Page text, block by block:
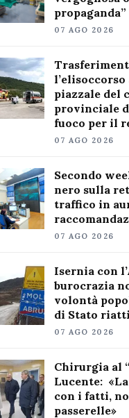
propaganda”
07 AGO 2026
piazzale del
provinciale
fuoco per il
07 AGO 2026
Secondo
nero sulla
traffico in
07 AGO 2026
Isernia con
burocrazia
volontà
di Stato
07 AGO 2026
Chirurgia al
Lucente:
con i fatti,
passerelle»